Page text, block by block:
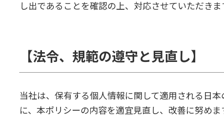
し出であることを確認の上、対応させていただきま
【法令、規範の遵守と見直し】
当社は、保有する個人情報に関して適用される日
に、本ポリシーの内容を適宜見直し、改善に努めま